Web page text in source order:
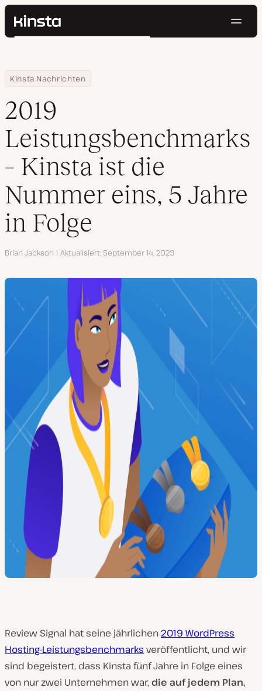
Kinsta®
Preise
Kontakt
Suchen
Home
Ressourcen Center
Kinsta Nachrichten
2019 Leistungsbenchmarks – Kinsta ist die Nummer eins, 5
2019
Leistungsbenchmarks
– Kinsta ist die
Nummer eins, 5 Jahre
in Folge
Autor
Brian Jackson Aktualisiert September 14, 2023
Review Signal hat seine jährlichen2019 WordPress
Hosting-Leistungsbenchmarks veröffentlicht, und wir
sind begeistert, dass Kinsta fünf Jahre in Folge eines
von nur zwei Unternehmen war, die auf jedem Plan,